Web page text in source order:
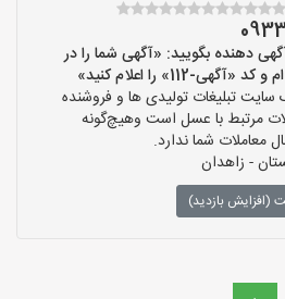
دهنده بگویید: «آگهی شما را در
را اعلام کنید»
تبلیغات تولیدی ها و فروشنده
مرتبط با عسل است وهیچ‌گونه
معاملات شما ندارد.
- زاهدان
(افزایش بازدید)